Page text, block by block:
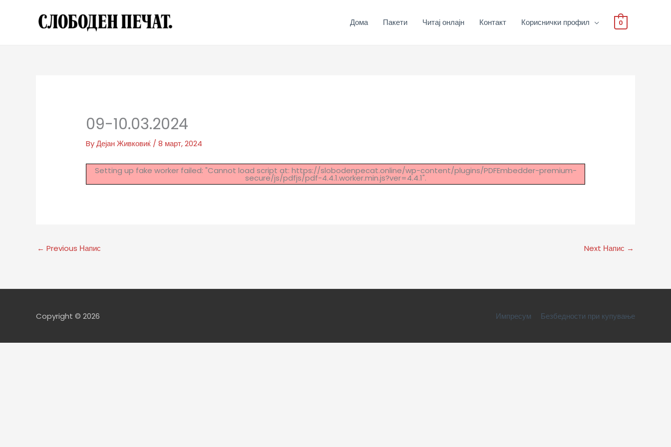
Дома Пакети Читај онлајн Контакт Кориснички профил 0
09-10.03.2024
ByДејан Живковиќ /8 март, 2024
Setting up fake worker failed: "Cannot load script at: https://slobodenpecat.online/wp-content/plugins/PDFEmbedder-premium-
secure/js/pdfjs/pdf-4.4.1.worker.min.js?ver=4.4.1".
← Previous Напис Next Напис →
Copyright © 2026 Импресум Безбедности при купување